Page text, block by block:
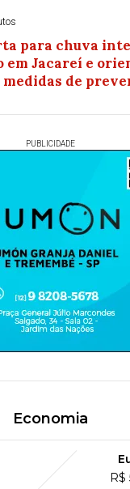
para chuva
em Jacareí e
de
PUBLICIDADE
Economia
R$